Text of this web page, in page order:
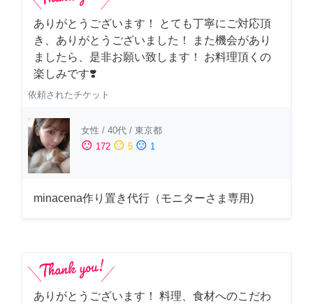
ありがとうございます！ とても丁寧にご対応頂
き、ありがとうございました！ また機会があり
ましたら、是非お願い致します！ お料理頂くの
楽しみです❣️
依頼されたチケット
女性 / 40代 / 東京都
sentiment_satisfied 172 sentiment_neutral 5 sentiment_dissatisfied 1
minacena作り置き代行（モニターさま専用)
ありがとうございます！ 料理、食材へのこだわ